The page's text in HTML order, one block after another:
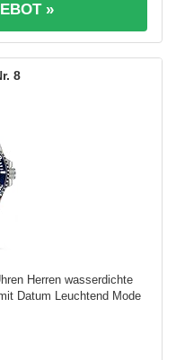
»
8
Herren wasserdichte
Datum Leuchtend Mode